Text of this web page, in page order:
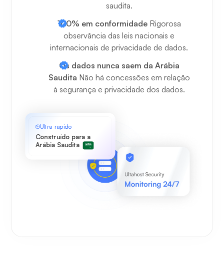
saudita.
100% em conformidadeRigorosa
observância das leis nacionais e
internacionais de privacidade de dados.
Os dados nunca saem da Arábia
Saudita Não há concessões em relação
à segurança e privacidade dos dados.
Ultra-rápido
Construído para a
Arábia Saudita